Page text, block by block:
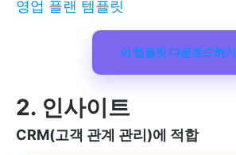
영업 플랜 템플릿
이 템플릿 다운로드하기
2. 인사이트
CRM(고객 관계 관리)에 적합